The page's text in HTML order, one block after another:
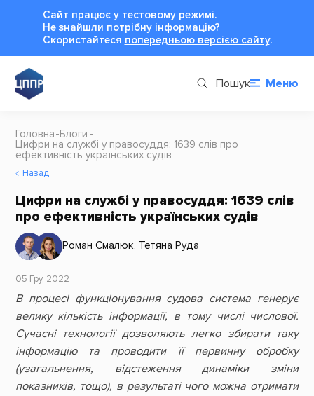
Сайт працює у тестовому режимі.
Не знайшли потрібну інформацію?
Cкористайтеся попередньою версією сайту.
Пошук Меню
Головна Блоги
Цифри на службі у правосуддя: 1639 слів про
ефективність українських судів
Назад
Цифри на службі у правосуддя: 1639 слів
про ефективність українських судів
Роман Смалюк, Тетяна Руда
05 Гру, 2022
В процесі функціонування судова система генерує
велику кількість інформації, в тому числі числової.
Сучасні технології дозволяють легко збирати таку
інформацію та проводити її первинну обробку
(узагальнення, відстеження динаміки зміни
показників, тощо), в результаті чого можна отримати